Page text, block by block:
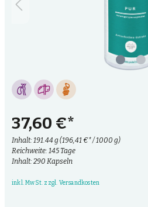
37,60 €*
Inhalt: 191.44 g(196,41 €* / 1000 g)
Reichweite: 145 Tage
Inhalt: 290 Kapseln
inkl. MwSt. zzgl. Versandkosten